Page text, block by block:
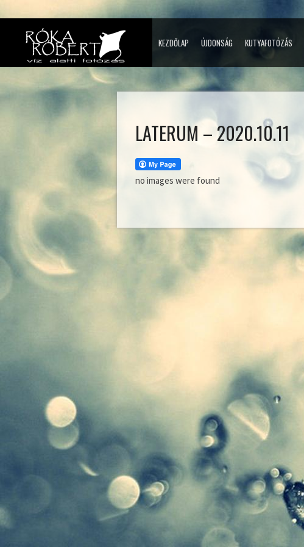
KEZDŐLAP ÚJDONSÁG KUTYAFOTÓZÁS
LATERUM – 2020.10.11
no images were found